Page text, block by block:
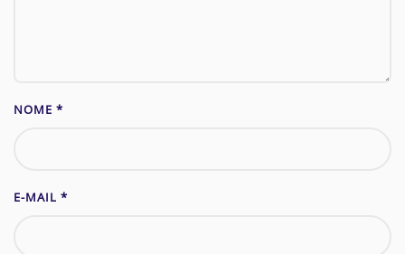
NOME *
E-MAIL *